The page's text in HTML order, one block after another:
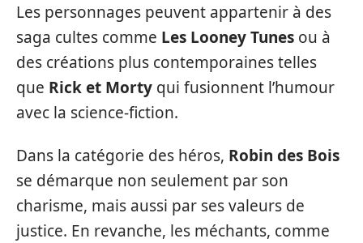
Les personnages peuvent appartenir à des
saga cultes comme Les Looney Tunes ou à
des créations plus contemporaines telles
que Rick et Morty qui fusionnent l’humour
avec la science-fiction.
Dans la catégorie des héros, Robin des Bois
se démarque non seulement par son
charisme, mais aussi par ses valeurs de
justice. En revanche, les méchants, comme